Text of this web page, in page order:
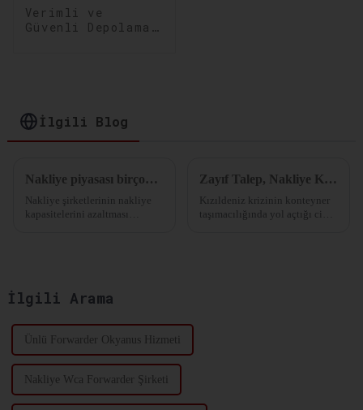
Verimli ve
Güvenli Depolama
İlgili Blog
Nakliye piyasası birçok rotada yer sıkıntısı yaşıyor!
Nakliye şirketlerinin nakliye
kapasitelerini azaltması
Zayıf Talep, Nakliye Kapasitesinde Arz Fazlası ve Kızıldeniz nakliyesi baskı altında.
Kızıldeniz krizinin konteyner
taşımacılığında yol açtığı ciddi
İlgili Arama
Ünlü Forwarder Okyanus Hizmeti
Nakliye Wca Forwarder Şirketi